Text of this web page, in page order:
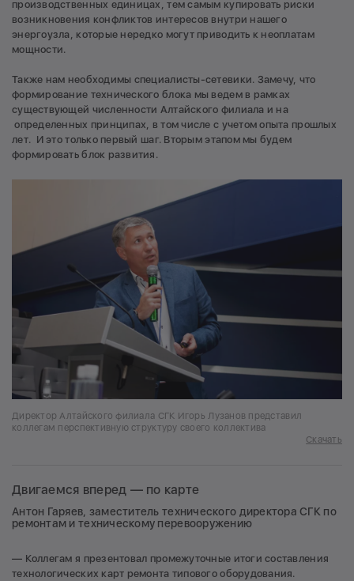
производственных единицах, тем самым купировать риски
возникновения конфликтов интересов внутри нашего
энергоузла, которые нередко могут приводить к неоплатам
мощности.
Также нам необходимы специалисты-сетевики. Замечу, что
формирование технического блока мы ведем в рамках
существующей численности Алтайского филиала и на
определенных принципах, в том числе с учетом опыта прошлых
лет. И это только первый шаг. Вторым этапом мы будем
формировать блок развития.
Директор Алтайского филиала СГК Игорь Лузанов представил
коллегам перспективную структуру своего коллектива
Скачать
Двигаемся вперед — по карте
Антон Гаряев, заместитель технического директора СГК по
ремонтам и техническому перевооружению
— Коллегам я презентовал промежуточные итоги составления
технологических карт ремонта типового оборудования.